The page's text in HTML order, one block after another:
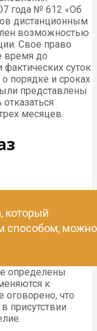
года № 612 «Об
дистанционным
возможностью
Свое право
время до
суток
порядке и сроках
представлены
месяцев.
который
способом, можно
определены
к
оговорено, что
присутствии